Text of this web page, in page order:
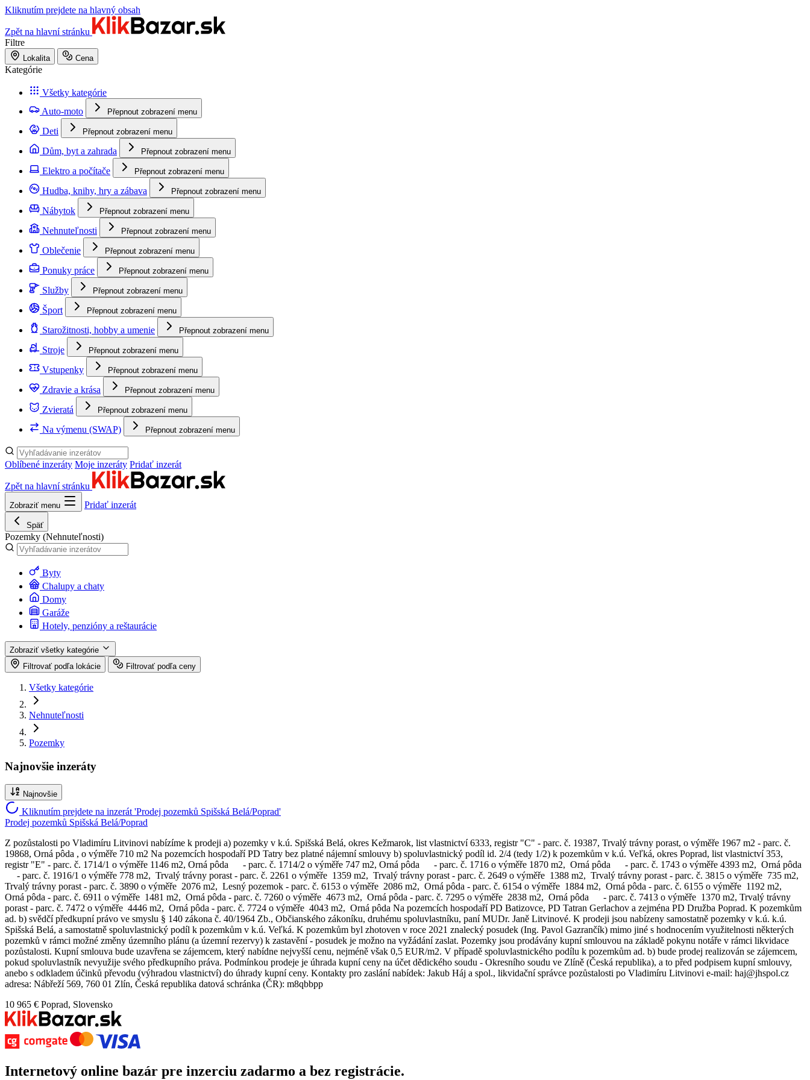
Kliknutím prejdete na hlavný obsah
Zpět na hlavní stránku
Filtre
Lokalita Cena
Kategórie
Všetky kategórie
Auto-moto
Přepnout zobrazení menu
Deti Přepnout zobrazení menu
Dům, byt a zahrada Přepnout zobrazení menu
Elektro a počítače Přepnout zobrazení menu
Hudba, knihy, hry a zábava Přepnout zobrazení menu
Nábytok Přepnout zobrazení menu
Nehnuteľnosti Přepnout zobrazení menu
Oblečenie Přepnout zobrazení menu
Ponuky práce Přepnout zobrazení menu
Služby Přepnout zobrazení menu
Šport Přepnout zobrazení menu
Starožitnosti, hobby a umenie Přepnout zobrazení menu
Stroje Přepnout zobrazení menu
Vstupenky Přepnout zobrazení menu
Zdravie a krása Přepnout zobrazení menu
Zvieratá Přepnout zobrazení menu
Na výmenu (SWAP) Přepnout zobrazení menu
Oblíbené inzeráty Moje inzeráty Pridať inzerát
Zpět na hlavní stránku
Zobraziť menu Pridať inzerát
Späť
Pozemky (Nehnuteľnosti)
Byty
Chalupy a chaty
Domy
Garáže
Hotely, penzióny a reštaurácie
Zobraziť všetky kategórie
Filtrovať podľa lokácie
Filtrovať podľa ceny
Všetky kategórie
Nehnuteľnosti
Pozemky
Najnovšie inzeráty
Najnovšie
Kliknutím prejdete na inzerát 'Prodej pozemků Spišská Belá/Poprad'
Prodej pozemků Spišská Belá/Poprad
Z pozůstalosti po Vladimíru Litvinovi nabízíme k prodeji a) pozemky v k.ú. Spišská Belá, okres Kežmarok, list vlastnictví 6333, registr "C" - parc. č. 19387, Trvalý trávny porast, o výměře 1967 m2 - parc. č.
19868, Orná pôda , o výměře 710 m2 Na pozemcích hospodaří PD Tatry bez platné nájemní smlouvy b) spoluvlastnický podíl id. 2/4 (tedy 1/2) k pozemkům v k.ú. Veľká, okres Poprad, list vlastnictví 353,
registr "E" - parc. č. 1714/1 o výměře 1146 m2, Orná pôda - parc. č. 1714/2 o výměře 747 m2, Orná pôda - parc. č. 1716 o výměře 1870 m2, Orná pôda - parc. č. 1743 o výměře 4393 m2, Orná pôda
- parc. č. 1916/1 o výměře 778 m2, Trvalý trávny porast - parc. č. 2261 o výměře 1359 m2, Trvalý trávny porast - parc. č. 2649 o výměře 1388 m2, Trvalý trávny porast - parc. č. 3815 o výměře 735 m2,
Trvalý trávny porast - parc. č. 3890 o výměře 2076 m2, Lesný pozemok - parc. č. 6153 o výměře 2086 m2, Orná pôda - parc. č. 6154 o výměře 1884 m2, Orná pôda - parc. č. 6155 o výměře 1192 m2,
Orná pôda - parc. č. 6911 o výměře 1481 m2, Orná pôda - parc. č. 7260 o výměře 4673 m2, Orná pôda - parc. č. 7295 o výměře 2838 m2, Orná pôda - parc. č. 7413 o výměře 1370 m2, Trvalý trávny
porast - parc. č. 7472 o výměře 4446 m2, Orná pôda - parc. č. 7724 o výměře 4043 m2, Orná pôda Na pozemcích hospodaří PD Batizovce, PD Tatran Gerlachov a zejména PD Družba Poprad. K pozemkům
ad. b) svědčí předkupní právo ve smyslu § 140 zákona č. 40/1964 Zb., Občianského zákoníku, druhému spoluvlastníku, paní MUDr. Janě Litvinové. K prodeji jsou nabízeny samostatně pozemky v k.ú. k.ú.
Spišská Belá, a samostatně spoluvlastnický podíl k pozemkům v k.ú. Veľká. K pozemkům byl zhotoven v roce 2021 znalecký posudek (Ing. Pavol Gazrančík) mimo jiné s hodnocením využitelnosti některých
pozemků v rámci možné změny územního plánu (a územní rezervy) k zastavění - posudek je možno na vyžádání zaslat. Pozemky jsou prodávány kupní smlouvou na základě pokynu notáře v rámci likvidace
pozůstalosti. Kupní smlouva bude uzavřena se zájemcem, který nabídne nejvyšší cenu, nejméně však 0,5 EUR/m2. V případě spoluvlastnického podílu k pozemkům ad. b) bude prodej realizován se zájemcem,
pokud spoluvlastník nevyužije svého předkupního práva. Podmínkou prodeje je úhrada kupní ceny na účet dědického soudu - Okresního soudu ve Zlíně (Česká republika), a to před podpisem kupní smlouvy,
anebo s odkladem účinků převodu (výhradou vlastnictví) do úhrady kupní ceny. Kontakty pro zaslání nabídek: Jakub Háj a spol., likvidační správce pozůstalosti po Vladimíru Litvinovi e-mail: haj@jhspol.cz
adresa: Nábřeží 569, 760 01 Zlín, Česká republika datová schránka (ČR): m8qbbpp
10 965 € Poprad, Slovensko
Internetový online bazár pre inzerciu zadarmo a bez registrácie.